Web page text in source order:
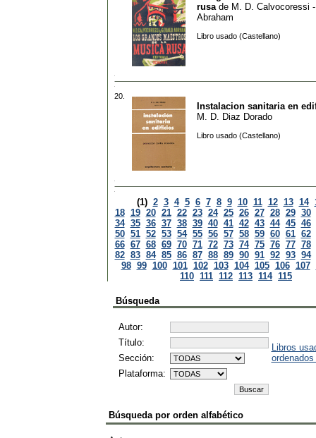
rusa de M. D. Calvocoressi
Abraham
Libro usado (Castellano)
20.
Instalacion sanitaria en
M. D. Diaz Dorado
Libro usado (Castellano)
(1) 2 3 4 5 6 7 8 9 10 11 12 13 14
18 19 20 21 22 23 24 25 26 27 28 29 30
34 35 36 37 38 39 40 41 42 43 44 45 46
50 51 52 53 54 55 56 57 58 59 60 61 62
66 67 68 69 70 71 72 73 74 75 76 77 78
82 83 84 85 86 87 88 89 90 91 92 93 94
98 99 100 101 102 103 104 105 106 107
110 111 112 113 114 115
Búsqueda
Autor:
Título:
Sección:
Plataforma:
Libros
Búsqueda por orden alfabético